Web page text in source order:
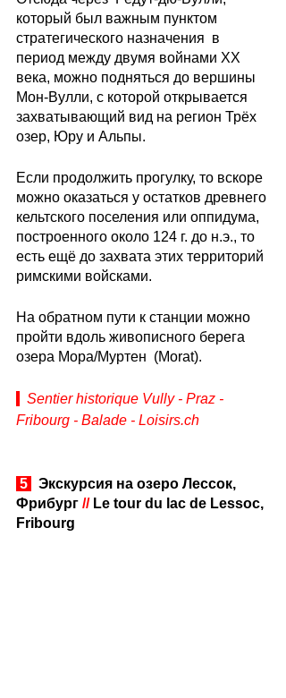
который был важным пунктом
стратегического назначения  в
период между двумя войнами ХХ
века, можно подняться до вершины
Мон-Вулли, с которой открывается
захватывающий вид на регион Трёх
озер, Юру и Альпы.
Если продолжить прогулку, то вскоре
можно оказаться у остатков древнего
кельтского поселения или оппидума,
построенного около 124 г. до н.э., то
есть ещё до захвата этих территорий
римскими войсками.
На обратном пути к станции можно
пройти вдоль живописного берега
озера Мора/Муртен  (Morat).
Sentier historique Vully - Praz -
Fribourg - Balade - Loisirs.ch
5
  Экскурсия на озеро Лессок,
Фрибург // Le tour du lac de Lessoc,
Fribourg